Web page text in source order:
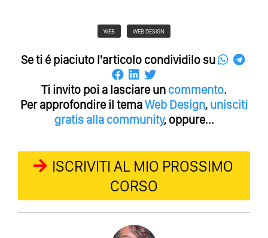
WEB WEB DESIGN
Se ti é piaciuto l'articolo condividilo su
Ti invito poi a lasciare un commento.
Per approfondire il temaWeb Design, unisciti
gratis alla community, oppure...
ISCRIVITI AL MIO PROSSIMO
CORSO